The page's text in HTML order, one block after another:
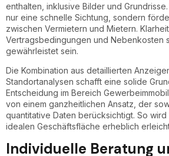
enthalten, inklusive Bilder und
nur eine schnelle Sichtung, sondern
zwischen Vermietern und Mietern.
Vertragsbedingungen und Nebenkosten
gewährleistet sein.
Die Kombination aus detaillierten
Standortanalysen schafft eine solide
Entscheidung im Bereich
von einem ganzheitlichen Ansatz, der
quantitative Daten berücksichtigt. So
idealen Geschäftsfläche erheblich
Individuelle Beratung